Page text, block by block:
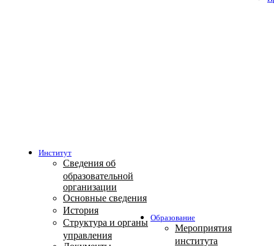
Институт
Сведения об
образовательной
организации
Основные сведения
История
Структура и органы
управления
Образование
Мероприятия
института